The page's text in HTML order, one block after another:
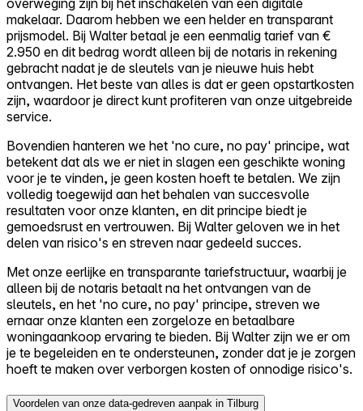
overweging zijn bij het inschakelen van een digitale
makelaar. Daarom hebben we een helder en transparant
prijsmodel. Bij Walter betaal je een eenmalig tarief van €
2.950 en dit bedrag wordt alleen bij de notaris in rekening
gebracht nadat je de sleutels van je nieuwe huis hebt
ontvangen. Het beste van alles is dat er geen opstartkosten
zijn, waardoor je direct kunt profiteren van onze uitgebreide
service.
Bovendien hanteren we het 'no cure, no pay' principe, wat
betekent dat als we er niet in slagen een geschikte woning
voor je te vinden, je geen kosten hoeft te betalen. We zijn
volledig toegewijd aan het behalen van succesvolle
resultaten voor onze klanten, en dit principe biedt je
gemoedsrust en vertrouwen. Bij Walter geloven we in het
delen van risico's en streven naar gedeeld succes.
Met onze eerlijke en transparante tariefstructuur, waarbij je
alleen bij de notaris betaalt na het ontvangen van de
sleutels, en het 'no cure, no pay' principe, streven we
ernaar onze klanten een zorgeloze en betaalbare
woningaankoop ervaring te bieden. Bij Walter zijn we er om
je te begeleiden en te ondersteunen, zonder dat je je zorgen
hoeft te maken over verborgen kosten of onnodige risico's.
Voordelen van onze data-gedreven aanpak in Tilburg